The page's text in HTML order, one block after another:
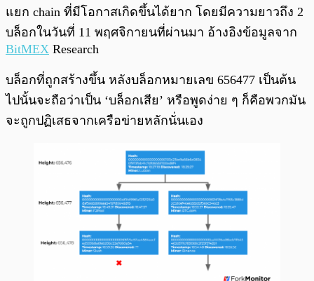
แยก chain ที่มีโอกาสเกิดขึ้นได้ยาก โดยมีความยาวถึง 2
บล็อกในวันที่ 11 พฤศจิกายนที่ผ่านมา อ้างอิงข้อมูลจาก
BitMEX Research
บล็อกที่ถูกสร้างขึ้น หลังบล็อกหมายเลข 656477 เป็นต้น
ไปนั้นจะถือว่าเป็น ‘บล็อกเสีย’ หรือพูดง่าย ๆ ก็คือพวกมัน
จะถูกปฏิเสธจากเครือข่ายหลักนั่นเอง